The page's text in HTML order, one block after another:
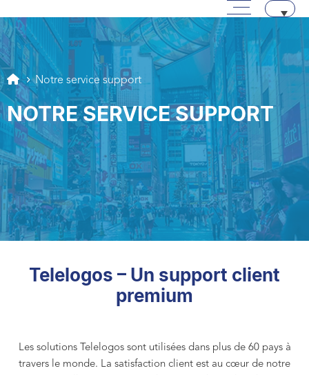
Passer au contenu
Menu principal
Notre service support
NOTRE SERVICE SUPPORT
Telelogos – Un support client
premium
Les solutions Telelogossont utilisées dans plus de 60 pays à
travers le monde. La satisfaction client est au cœur de notre